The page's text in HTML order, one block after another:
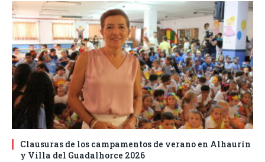
Clausuras de los campamentos de verano en Alhaurín
y Villa del Guadalhorce 2026